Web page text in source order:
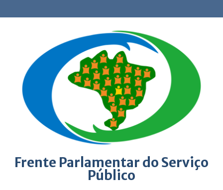
to
Frente Parlamentar do Serviço
Público